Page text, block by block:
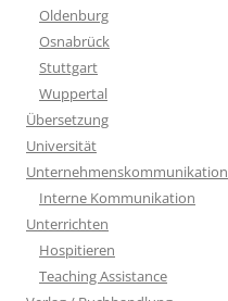
Oldenburg
Osnabrück
Stuttgart
Wuppertal
Übersetzung
Universität
Unternehmenskommunikation
Interne Kommunikation
Unterrichten
Hospitieren
Teaching Assistance